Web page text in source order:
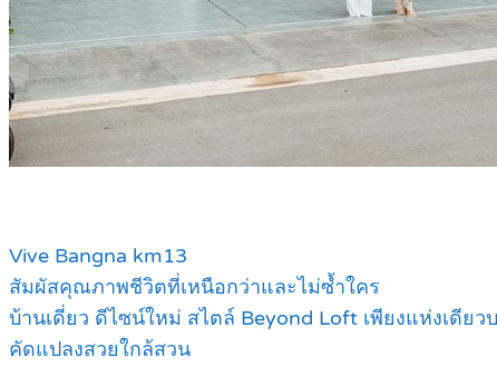
Vive Bangna km13
สัมผัสคุณภาพชีวิตที่เหนือกว่าและไม่ซ้ำใคร
บ้านเดี่ยว ดีไซน์ใหม่ สไตล์ Beyond Loft เพียงแห่งเดีย
คัดแปลงสวยใกล้สวน